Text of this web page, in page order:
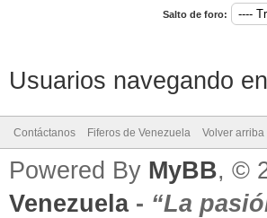
Salto de foro:
Usuarios navegando
Contáctanos Fiferos de Venezuela Volver arriba
Powered By MyBB, ©
Venezuela- “La